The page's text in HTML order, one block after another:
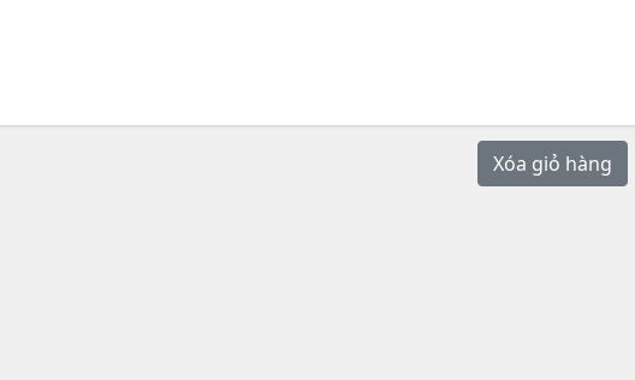
Xóa giỏ hàng